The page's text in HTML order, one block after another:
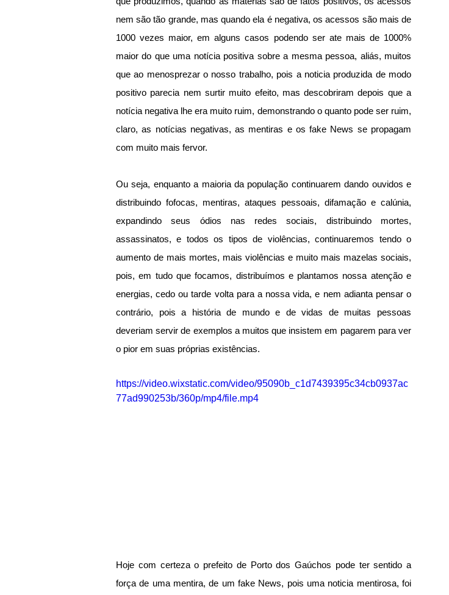
nem são tão grande, mas quando ela é negativa, os acessos são mais de
1000 vezes maior, em alguns casos podendo ser ate mais de 1000%
maior do que uma notícia positiva sobre a mesma pessoa, aliás, muitos
que ao menosprezar o nosso trabalho, pois a noticia produzida de modo
positivo parecia nem surtir muito efeito, mas descobriram depois que a
notícia negativa lhe era muito ruim, demonstrando o quanto pode ser ruim,
claro, as notícias negativas, as mentiras e os fake News se propagam
com muito mais fervor.
Ou seja, enquanto a maioria da população continuarem dando ouvidos e
distribuindo fofocas, mentiras, ataques pessoais, difamação e calúnia,
expandindo seus ódios nas redes sociais, distribuindo mortes,
assassinatos, e todos os tipos de violências, continuaremos tendo o
aumento de mais mortes, mais violências e muito mais mazelas sociais,
pois, em tudo que focamos, distribuímos e plantamos nossa atenção e
energias, cedo ou tarde volta para a nossa vida, e nem adianta pensar o
contrário, pois a história de mundo e de vidas de muitas pessoas
deveriam servir de exemplos a muitos que insistem em pagarem para ver
o pior em suas próprias existências.
https://video.wixstatic.com/video/95090b_c1d7439395c34cb0937ac
77ad990253b/360p/mp4/file.mp4
Hoje com certeza o prefeito de Porto dos Gaúchos pode ter sentido a
força de uma mentira, de um fake News, pois uma noticia mentirosa, foi